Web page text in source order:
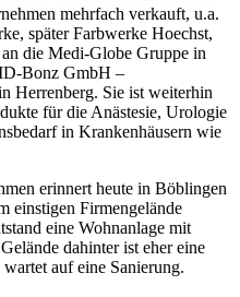
mehrfach verkauft, u.a.
später Farbwerke Hoechst,
die Medi-Globe Gruppe in
Bonz GmbH –
Herrenberg. Sie ist weiterhin
für die Anästesie, Urologie
in Krankenhäusern wie
erinnert heute in Böblingen
einstigen Firmengelände
eine Wohnanlage mit
dahinter ist eher eine
auf eine Sanierung.